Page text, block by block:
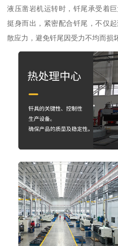
液压凿岩机运转时，钎尾承受着
挺身而出，紧密配合钎尾，不仅
散应力，避免钎尾因受力不均而损